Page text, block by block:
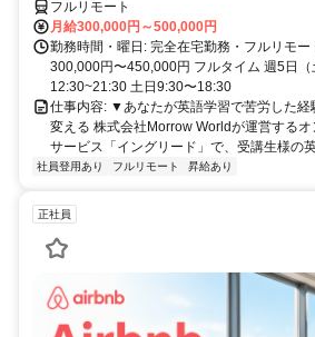
るお仕事です。
フルリモート
月給300,000円～500,000円
勤務時間・曜日: 完全在宅勤務・フルリモ
300,000円〜450,000円 フルタイム 週5日（
12:30~21:30 土日9:30〜18:30
仕事内容: ▼あなたが英語学習で苦労した経
変える 株式会社Morrow Worldが運営する
サービス「イングリード」で、受講生様の
社員登用あり フルリモート 昇給あり
正社員